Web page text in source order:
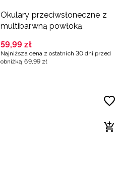
Okulary przeciwsłoneczne z
multibarwną powłoką
59,99 zł
Najniższa cena z ostatnich 30 dni przed
obniżką 69,99 zł